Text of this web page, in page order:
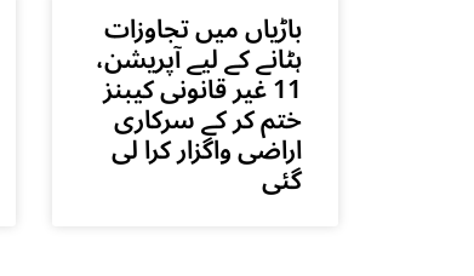
باڑیاں میں تجاوزات
ہٹانے کے لیے آپریشن،
11 غیر قانونی کیبنز
ختم کر کے سرکاری
اراضی واگزار کرا لی
گئی